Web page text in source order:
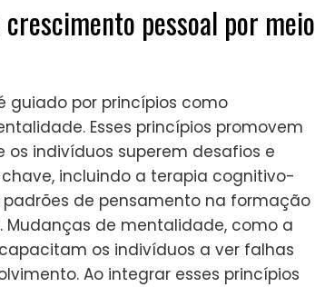
pessoal por meio
guiado por princípios como
Esses princípios promovem
indivíduos superem desafios e
incluindo a terapia cognitivo-
de pensamento na formação
de mentalidade, como a
os indivíduos a ver falhas
Ao integrar esses princípios